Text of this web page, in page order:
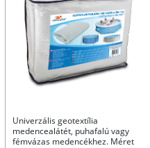
Univerzális geotextília
medencealátét, puhafalú vagy
fémvázas medencékhez. Méret